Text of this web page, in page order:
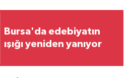
Bursa'da edebiyatın
ışığı yeniden yanıyor